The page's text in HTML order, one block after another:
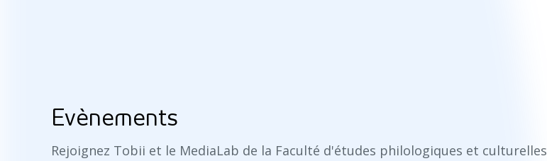
Evènements
Rejoignez Tobii et le MediaLab de la Faculté d'études philologiques et culturelles